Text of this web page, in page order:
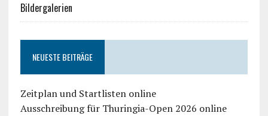
Bildergalerien
NEUESTE BEITRÄGE
Zeitplan und Startlisten online
Ausschreibung für Thuringia-Open 2026 online